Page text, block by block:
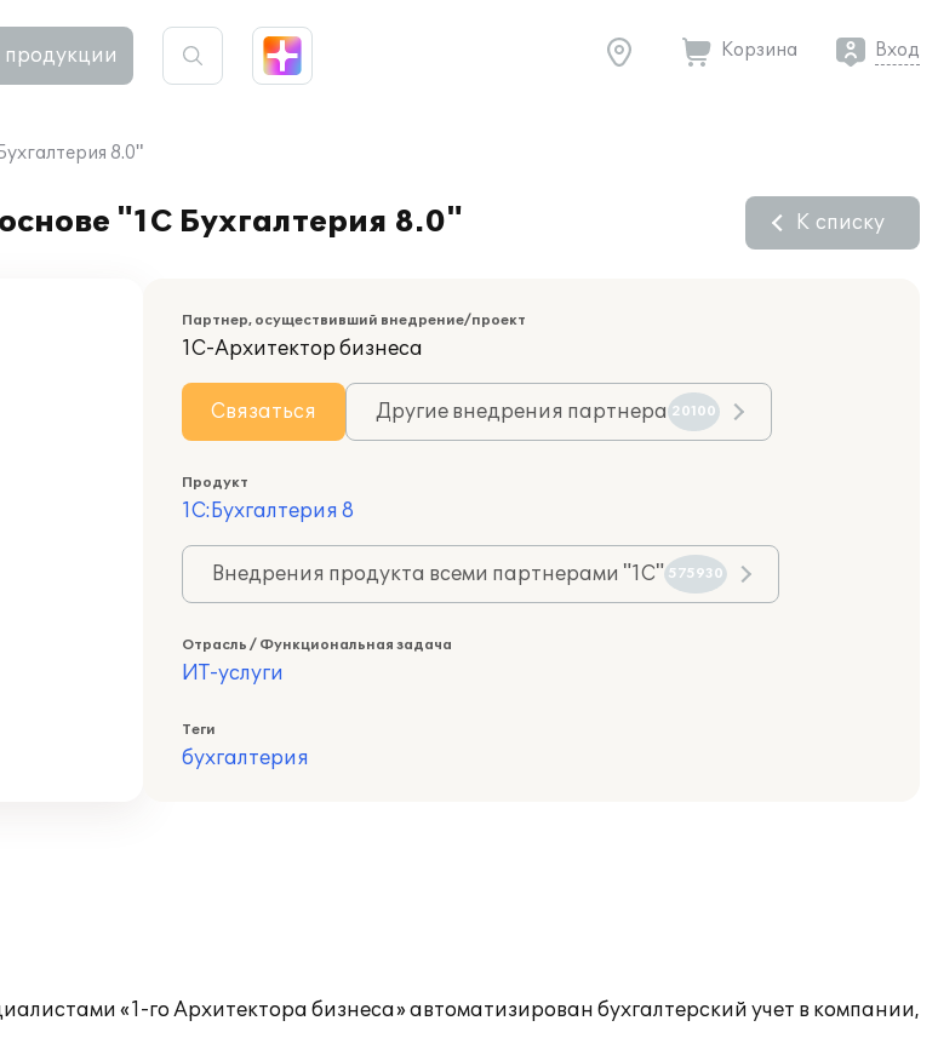
Корзина Вход
8.0"
"1C Бухгалтерия 8.0" К списку
Партнер, осуществивший внедрение/проект
1С-Архитектор бизнеса
Связаться Другие внедрения партнера 20100
Продукт
1С:Бухгалтерия 8
Внедрения продукта всеми партнерами "1С" 575930
Отрасль / Функциональная задача
ИТ-услуги
Теги
бухгалтерия
«1-го Архитектора бизнеса» автоматизирован бухгалтерский учет в компании,